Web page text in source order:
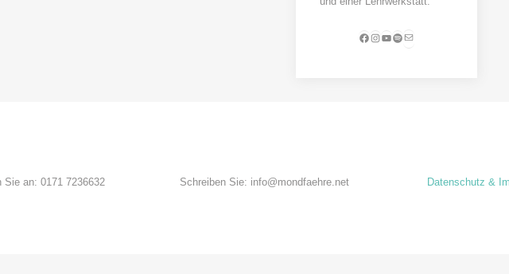
Facebook
Instagram
YouTube
Spotify
Sie an: 0171 7236632 Schreiben Sie: info@mondfaehre.net Datenschutz &